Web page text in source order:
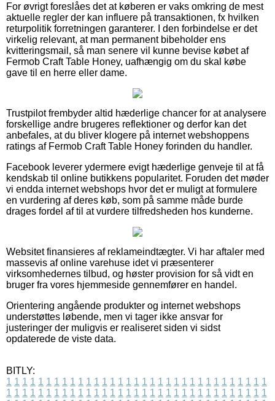
For øvrigt foreslåes det at køberen er vaks omkring de mest
aktuelle regler der kan influere på transaktionen, fx hvilken
returpolitik forretningen garanterer. I den forbindelse er det
virkelig relevant, at man permanent bibeholder ens
kvitteringsmail, så man senere vil kunne bevise købet af
Fermob Craft Table Honey, uafhængig om du skal købe
gave til en herre eller dame.
Trustpilot frembyder altid hæderlige chancer for at analysere
forskellige andre brugeres reflektioner og derfor kan det
anbefales, at du bliver klogere på internet webshoppens
ratings af Fermob Craft Table Honey forinden du handler.
Facebook leverer ydermere evigt hæderlige genveje til at få
kendskab til online butikkens popularitet. Foruden det møder
vi endda internet webshops hvor det er muligt at formulere
en vurdering af deres køb, som på samme måde burde
drages fordel af til at vurdere tilfredsheden hos kunderne.
Websitet finansieres af reklameindtægter. Vi har aftaler med
massevis af online varehuse idet vi præsenterer
virksomhedernes tilbud, og høster provision for så vidt en
bruger fra vores hjemmeside gennemfører en handel.
Orientering angående produkter og internet webshops
understøttes løbende, men vi tager ikke ansvar for
justeringer der muligvis er realiseret siden vi sidst
opdaterede de viste data.
BITLY:
1 1 1 1 1 1 1 1 1 1 1 1 1 1 1 1 1 1 1 1 1 1 1 1 1 1 1 1 1 1 1 1 1
1 1 1 1 1 1 1 1 1 1 1 1 1 1 1 1 1 1 1 1 1 1 1 1 1 1 1 1 1 1 1 1 1